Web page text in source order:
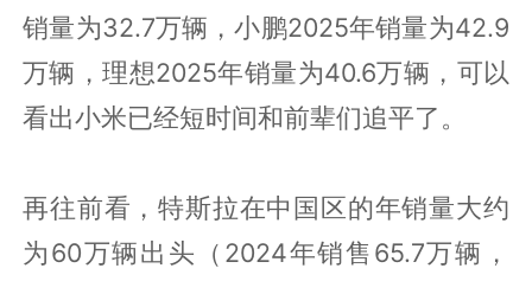
销量为32.7万辆，小鹏2025年销量为42.9
万辆，理想2025年销量为40.6万辆，可以
看出小米已经短时间和前辈们追平了。
再往前看，特斯拉在中国区的年销量大约
为60万辆出头（2024年销售65.7万辆，